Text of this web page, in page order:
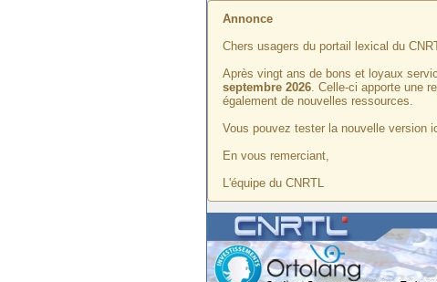
Annonce
Chers usagers du portail lexical du
Après vingt ans de bons et loyaux
septembre 2026. Celle-ci apporte une
également de nouvelles ressources.
Vous pouvez tester la nouvelle version
En vous remerciant,
L'équipe du CNRTL